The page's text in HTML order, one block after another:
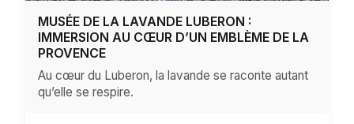
MUSÉE DE LA LAVANDE LUBERON :
IMMERSION AU CŒUR D’UN EMBLÈME DE LA
PROVENCE
Au cœur du Luberon, la lavande se raconte autant
qu’elle se respire.